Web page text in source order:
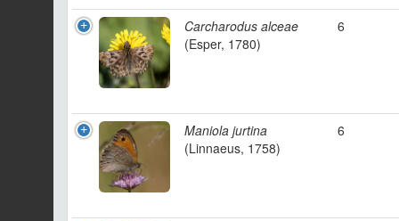
Carcharodus alceae
(Esper, 1780)
6
Maniola jurtina
(Linnaeus, 1758)
6